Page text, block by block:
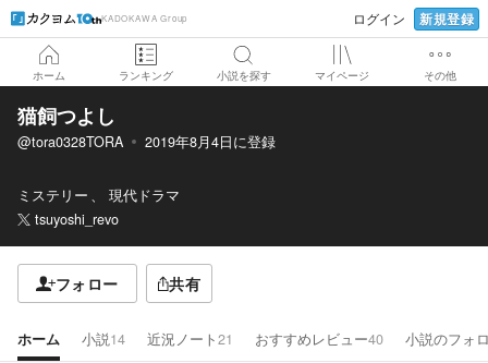
KADOKAWA Group ログイン 新規登録
ホーム ランキング 小説を探す マイページ その他
猫飼つよし
@tora0328TORA 2019年8月4日に登録
ミステリー
現代ドラマ
tsuyoshi_revo
フォロー 共有
ホーム 小説14 近況ノート21 おすすめレビュー40 小説のフォ